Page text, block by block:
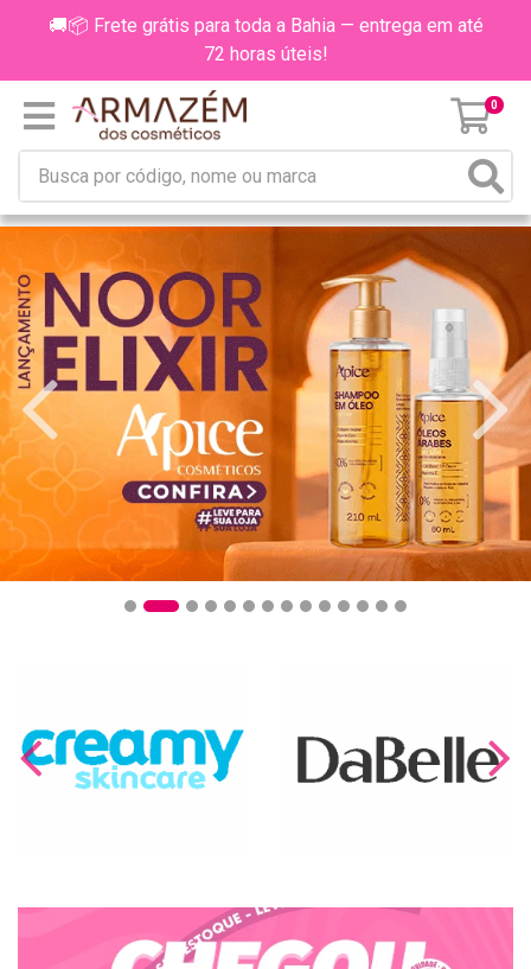
🚚📦 Frete grátis para toda a Bahia — entrega em até
72 horas úteis!
0